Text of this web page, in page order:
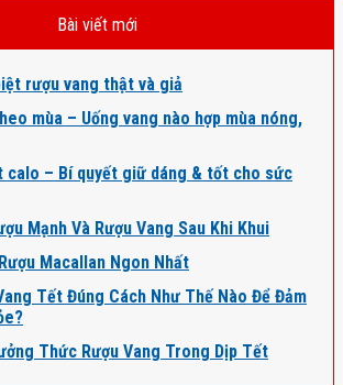
Bài viết mới
rượu vang thật và giả
mùa – Uống vang nào hợp mùa nóng,
calo – Bí quyết giữ dáng & tốt cho sức
Mạnh Và Rượu Vang Sau Khi Khui
Macallan Ngon Nhất
Tết Đúng Cách Như Thế Nào Để Đảm
Thức Rượu Vang Trong Dịp Tết